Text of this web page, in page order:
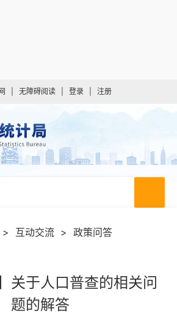
无障碍阅读 登录 注册
> 互动交流 > 政策问答
关于人口普查的相关问
题的解答